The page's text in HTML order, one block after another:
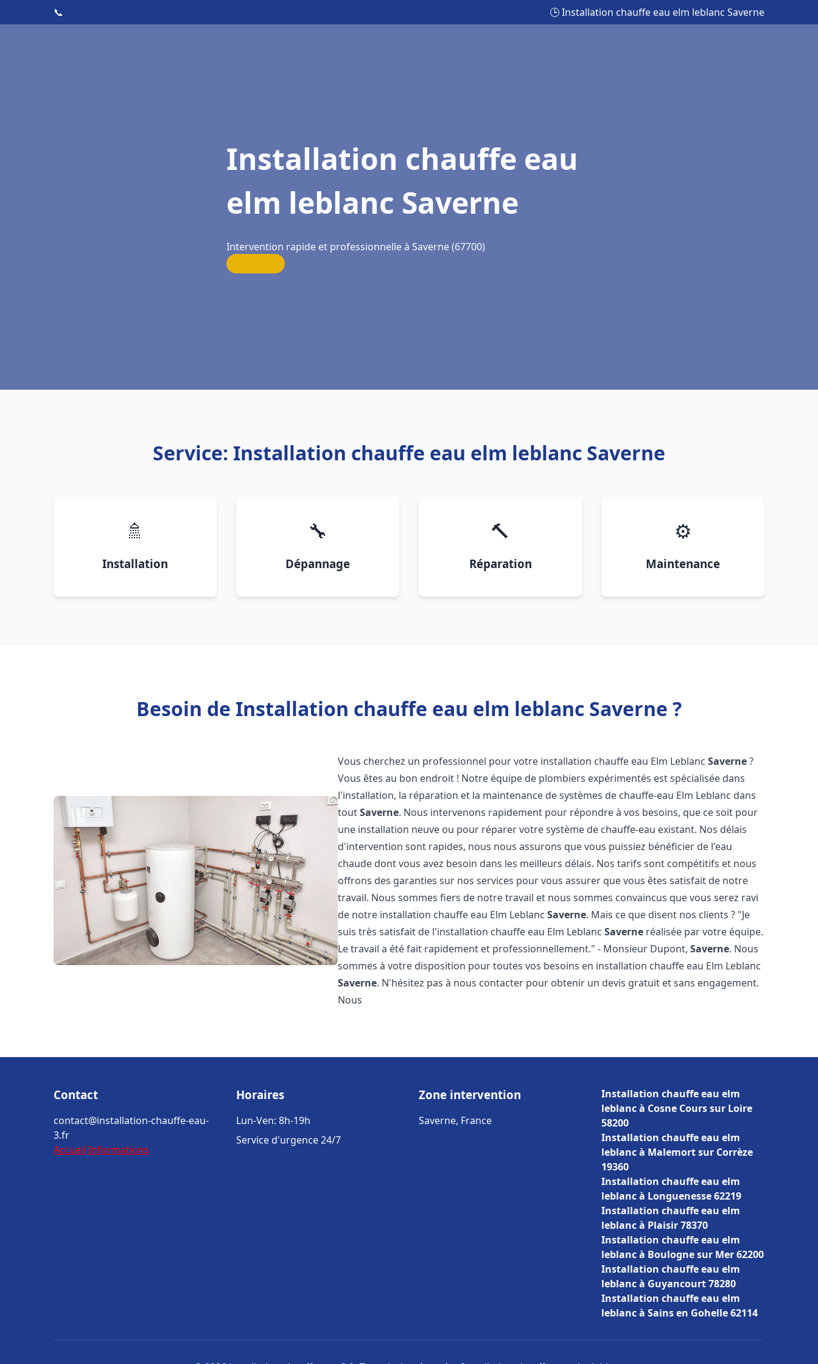
📞 🕒 Installation chauffe eau elm leblanc Saverne
Installation chauffe eau
elm leblanc Saverne
Intervention rapide et professionnelle à Saverne (67700)
Service: Installation chauffe eau elm leblanc Saverne
🚿
Installation
🔧
Dépannage
🔨
Réparation
⚙️
Maintenance
Besoin de Installation chauffe eau elm leblanc Saverne ?
Vous cherchez un professionnel pour votre installation chauffe eau Elm LeblancSaverne?
Vous êtes au bon endroit ! Notre équipe de plombiers expérimentés est spécialisée dans
l'installation, la réparation et la maintenance de systèmes de chauffe-eau Elm Leblanc dans
toutSaverne. Nous intervenons rapidement pour répondre à vos besoins, que ce soit pour
une installation neuve ou pour réparer votre système de chauffe-eau existant. Nos délais
d'intervention sont rapides, nous nous assurons que vous puissiez bénéficier de l'eau
chaude dont vous avez besoin dans les meilleurs délais. Nos tarifs sont compétitifs et nous
offrons des garanties sur nos services pour vous assurer que vous êtes satisfait de notre
travail. Nous sommes fiers de notre travail et nous sommes convaincus que vous serez ravi
de notre installation chauffe eau Elm LeblancSaverne. Mais ce que disent nos clients ? "Je
suis très satisfait de l'installation chauffe eau Elm LeblancSaverne réalisée par votre équipe.
Le travail a été fait rapidement et professionnellement." - Monsieur Dupont,Saverne. Nous
sommes à votre disposition pour toutes vos besoins en installation chauffe eau Elm Leblanc
Saverne. N'hésitez pas à nous contacter pour obtenir un devis gratuit et sans engagement.
Nous
Contact
contact@installation-chauffe-eau-
3.fr
Accueil Informations
Horaires
Lun-Ven: 8h-19h
Service d'urgence 24/7
Zone intervention
Saverne, France
Installation chauffe eau elm
leblanc à Cosne Cours sur Loire
58200
Installation chauffe eau elm
leblanc à Malemort sur Corrèze
19360
Installation chauffe eau elm
leblanc à Longuenesse 62219
Installation chauffe eau elm
leblanc à Plaisir 78370
Installation chauffe eau elm
leblanc à Boulogne sur Mer 62200
Installation chauffe eau elm
leblanc à Guyancourt 78280
Installation chauffe eau elm
leblanc à Sains en Gohelle 62114